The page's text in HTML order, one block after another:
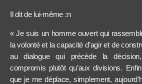
Il dit de lui-même :n
« Je suis un homme ouvert qui
la volonté et la capacité d’agir et de
au dialogue qui précède la
compromis plutôt qu’aux divisions.
que je me déplace, simplement,